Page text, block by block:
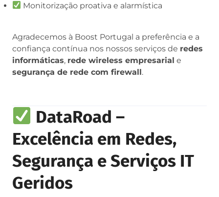
Monitorização proativa e alarmística
Agradecemos à Boost Portugal a preferência e a
confiança contínua nos nossos serviços de redes
informáticas, rede wireless empresarial e
segurança de rede com firewall.
DataRoad –
Excelência em Redes,
Segurança e Serviços IT
Geridos